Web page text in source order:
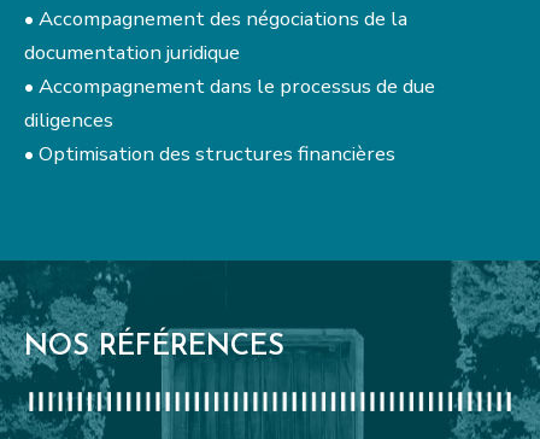
• Accompagnement des négociations de la
documentation juridique
• Accompagnement dans le processus de due
diligences
• Optimisation des structures financières
NOS RÉFÉRENCES